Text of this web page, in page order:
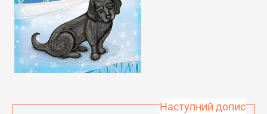
Наступний допис